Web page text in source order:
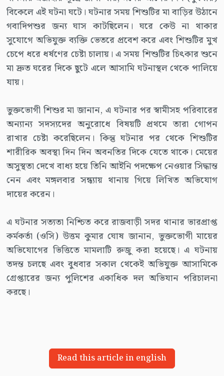
বিকেলে এই ঘটনা ঘটে। ঘটনার সময় শিশুটির মা বাড়ির উঠানে
গবাদিপশুর জন্য ঘাস কাটছিলেন। ঘরে কেউ না থাকার
সুযোগে অভিযুক্ত ব্যক্তি ভেতরে প্রবেশ করে এবং শিশুটির মুখ
চেপে ধরে ধর্ষণের চেষ্টা চালায়। এ সময় শিশুটির চিৎকার শুনে
মা দ্রুত ঘরের দিকে ছুটে এলে আসামি ঘটনাস্থল থেকে পালিয়ে
যায়।
ভুক্তভোগী শিশুর মা জানান, এ ঘটনার পর স্বামীসহ পরিবারের
অন্যান্য সদস্যদের অনুরোধে বিষয়টি প্রথমে তারা গোপন
রাখার চেষ্টা করেছিলেন। কিন্তু ঘটনার পর থেকে শিশুটির
শারীরিক অবস্থা দিন দিন অবনতির দিকে যেতে থাকে। মেয়ের
অসুস্থতা দেখে বাধ্য হয়ে তিনি আইনি পদক্ষেপ নেওয়ার সিদ্ধান্ত
নেন এবং মঙ্গলবার সন্ধ্যায় থানায় গিয়ে লিখিত অভিযোগ
দায়ের করেন।
এ ঘটনার সত্যতা নিশ্চিত করে রাজবাড়ী সদর থানার ভারপ্রাপ্ত
কর্মকর্তা (ওসি) উত্তম কুমার ঘোষ জানান, ভুক্তভোগী মায়ের
অভিযোগের ভিত্তিতে মামলাটি রুজু করা হয়েছে। এ ঘটনায়
তদন্ত চলছে এবং বুধবার সকাল থেকেই অভিযুক্ত আসামিকে
গ্রেপ্তারের জন্য পুলিশের একাধিক দল অভিযান পরিচালনা
করছে।
Read this article in english